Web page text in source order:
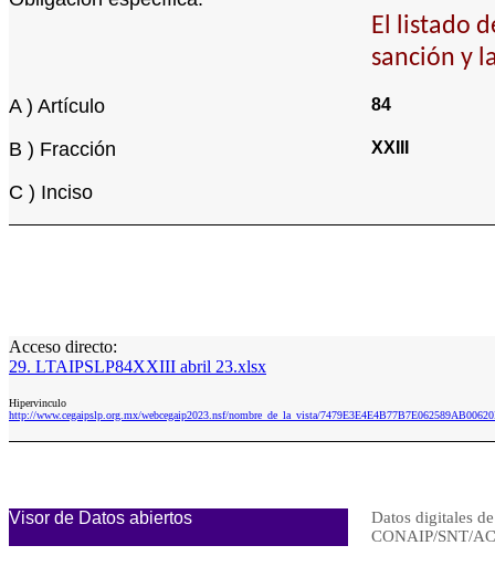
El listado
sanción y
A ) Artículo 84
B ) Fracción XXIII
C ) Inciso
Acceso directo:
29. LTAIPSLP84XXIII abril 23.xlsx
Hipervinculo
http://www.cegaipslp.org.mx/webcegaip2023.nsf/nombre_de_la_vista/
Visor de Datos abiertos
Datos digitales
CONAIP/SNT/